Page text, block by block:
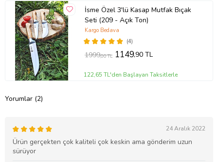
İsme Özel 3'lü Kasap Mutfak Bıçak
Seti (209 - Açık Ton)
(4)
Kargo Bedava
1999,00 TL 1149,90 TL
122,65 TL'den Başlayan Taksitlerle
Yorumlar (2)
24 Aralık 2022
Ürün gerçekten çok kaliteli çok keskin ama gönderim uzun
sürüyor